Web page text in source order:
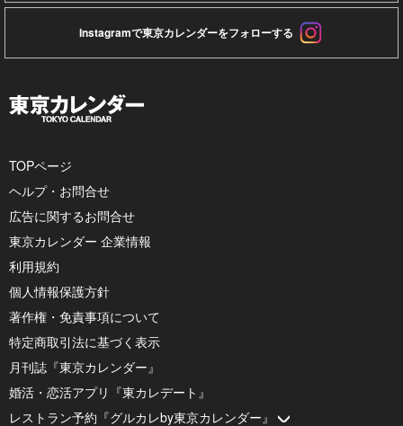
Instagramで東京カレンダーをフォローする
TOPページ
ヘルプ・お問合せ
広告に関するお問合せ
東京カレンダー 企業情報
利用規約
個人情報保護方針
著作権・免責事項について
特定商取引法に基づく表示
月刊誌『東京カレンダー』
婚活・恋活アプリ『東カレデート』
レストラン予約『グルカレby東京カレンダー』